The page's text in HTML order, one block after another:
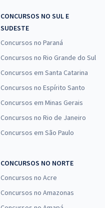
CONCURSOS NO SUL E
SUDESTE
Concursos no Paraná
Concursos no Rio Grande do Sul
Concursos em Santa Catarina
Concursos no Espírito Santo
Concursos em Minas Gerais
Concursos no Rio de Janeiro
Concursos em São Paulo
CONCURSOS NO NORTE
Concursos no Acre
Concursos no Amazonas